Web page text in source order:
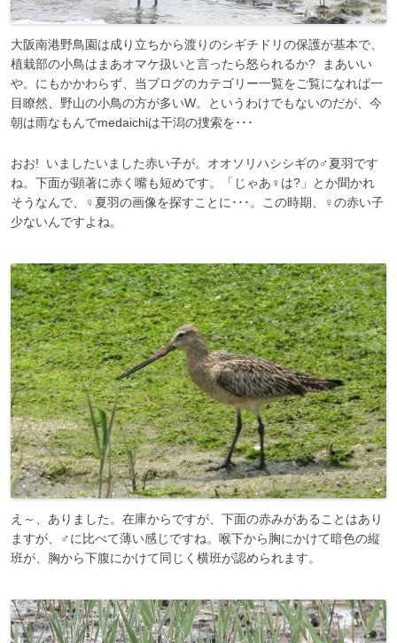
大阪南港野鳥園は成り立ちから渡りのシギチドリの保護が基本で、
植栽部の小鳥はまあオマケ扱いと言ったら怒られるか? まあいい
や。にもかかわらず、当ブログのカテゴリー一覧をご覧になれば一
目瞭然、野山の小鳥の方が多いW。というわけでもないのだが、今
朝は雨なもんでmedaichiは干潟の捜索を･･･
おお! いましたいました赤い子が。オオソリハシシギの♂夏羽です
ね。下面が顕著に赤く嘴も短めです。「じゃあ♀は?」とか聞かれ
そうなんで、♀夏羽の画像を探すことに･･･。この時期、♀の赤い子
少ないんですよね。
え～、ありました。在庫からですが、下面の赤みがあることはあり
ますが、♂に比べて薄い感じですね。喉下から胸にかけて暗色の縦
班が、胸から下腹にかけて同じく横班が認められます。